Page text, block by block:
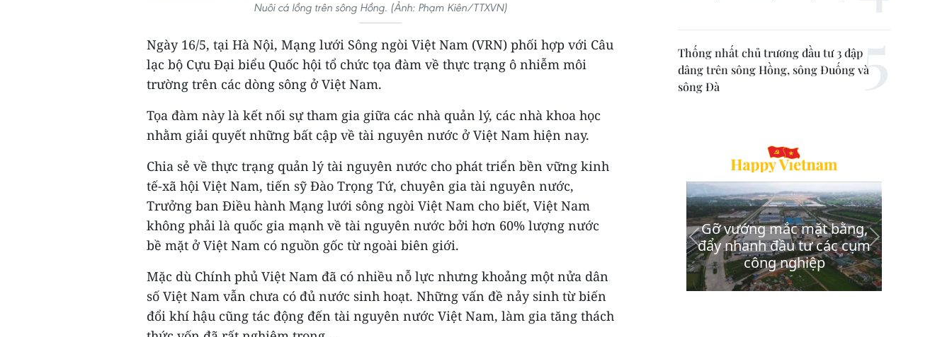
Nuôi cá lồng trên sông Hồng. (Ảnh: Phạm Kiên/TTXVN)
Ngày 16/5, tại Hà Nội, Mạng lưới Sông ngòi Việt Nam (VRN) phối hợp với Câu
lạc bộ Cựu Đại biểu Quốc hội tổ chức tọa đàm về thực trạng ô nhiễm môi
trường trên các dòng sông ở Việt Nam.
Tọa đàm này là kết nối sự tham gia giữa các nhà quản lý, các nhà khoa học
nhằm giải quyết những bất cập về tài nguyên nước ở Việt Nam hiện nay.
Chia sẻ về thực trạng quản lý tài nguyên nước cho phát triển bền vững kinh
tế-xã hội Việt Nam, tiến sỹ Đào Trọng Tứ, chuyên gia tài nguyên nước,
Trưởng ban Điều hành Mạng lưới sông ngòi Việt Nam cho biết, Việt Nam
không phải là quốc gia mạnh về tài nguyên nước bởi hơn 60% lượng nước
bề mặt ở Việt Nam có nguồn gốc từ ngoài biên giới.
Mặc dù Chính phủ Việt Nam đã có nhiều nỗ lực nhưng khoảng một nửa dân
số Việt Nam vẫn chưa có đủ nước sinh hoạt. Những vấn đề nảy sinh từ biến
đổi khí hậu cũng tác động đến tài nguyên nước Việt Nam, làm gia tăng thách
Thống nhất chủ trương đầu tư 3 đập
dâng trên sông Hồng, sông Đuống và
sông Đà